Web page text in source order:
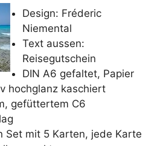
Design: Fréderic
Niemental
Text aussen:
Reisegutschein
DIN A6 gefaltet, Papier
hochglanz kaschiert
gefüttertem C6
Set mit 5 Karten, jede Karte